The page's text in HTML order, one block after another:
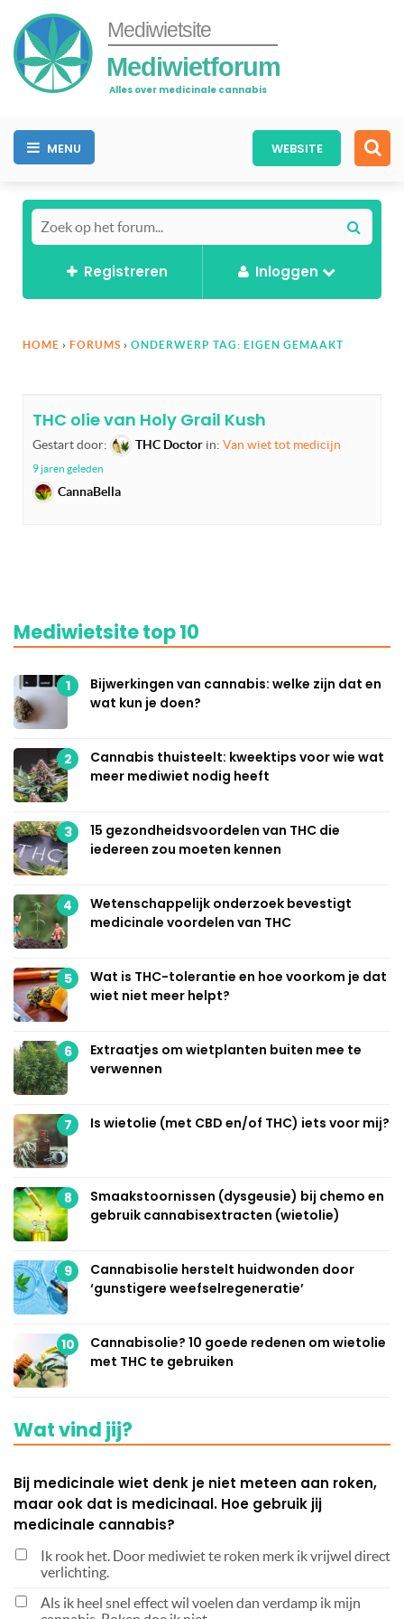
Mediwietsite
Mediwietforum
Alles over medicinale cannabis
MENU WEBSITE
Registreren Inloggen
HOME › FORUMS › ONDERWERP TAG: EIGEN GEMAAKT
THC olie van Holy Grail Kush
Gestart door: THC Doctor in: Van wiet tot medicijn
9 jaren geleden
CannaBella
Mediwietsite top 10
1
Bijwerkingen van cannabis: welke zijn dat en
wat kun je doen?
2
Cannabis thuisteelt: kweektips voor wie wat
meer mediwiet nodig heeft
3
15 gezondheidsvoordelen van THC die
iedereen zou moeten kennen
4
Wetenschappelijk onderzoek bevestigt
medicinale voordelen van THC
5
Wat is THC-tolerantie en hoe voorkom je dat
wiet niet meer helpt?
6
Extraatjes om wietplanten buiten mee te
verwennen
7 Is wietolie (met CBD en/of THC) iets voor mij?
8
Smaakstoornissen (dysgeusie) bij chemo en
gebruik cannabisextracten (wietolie)
9
Cannabisolie herstelt huidwonden door
‘gunstigere weefselregeneratie’
10
Cannabisolie? 10 goede redenen om wietolie
met THC te gebruiken
Wat vind jij?
Bij medicinale wiet denk je niet meteen aan roken,
maar ook dat is medicinaal. Hoe gebruik jij
medicinale cannabis?
Ik rook het. Door mediwiet te roken merk ik vrijwel direct
verlichting.
Als ik heel snel effect wil voelen dan verdamp ik mijn